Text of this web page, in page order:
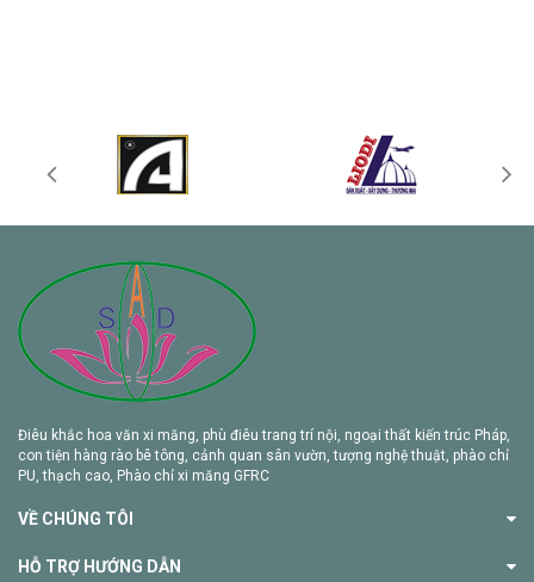
Điêu khắc hoa văn xi măng, phù điêu trang trí nội, ngoại thất kiến trúc Pháp,
con tiện hàng rào bê tông, cảnh quan sân vườn, tượng nghệ thuật, phào chỉ
PU, thạch cao, Phào chỉ xi măng GFRC
VỀ CHÚNG TÔI
HỖ TRỢ HƯỚNG DẪN